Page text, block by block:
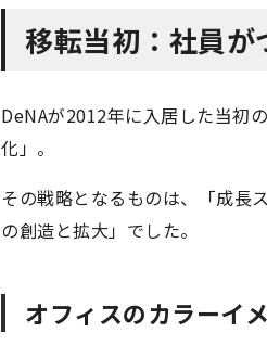
移転当初：社員が
DeNAが2012年に入居した当初
化」。
その戦略となるものは、「成長
の創造と拡大」でした。
オフィスのカラーイ